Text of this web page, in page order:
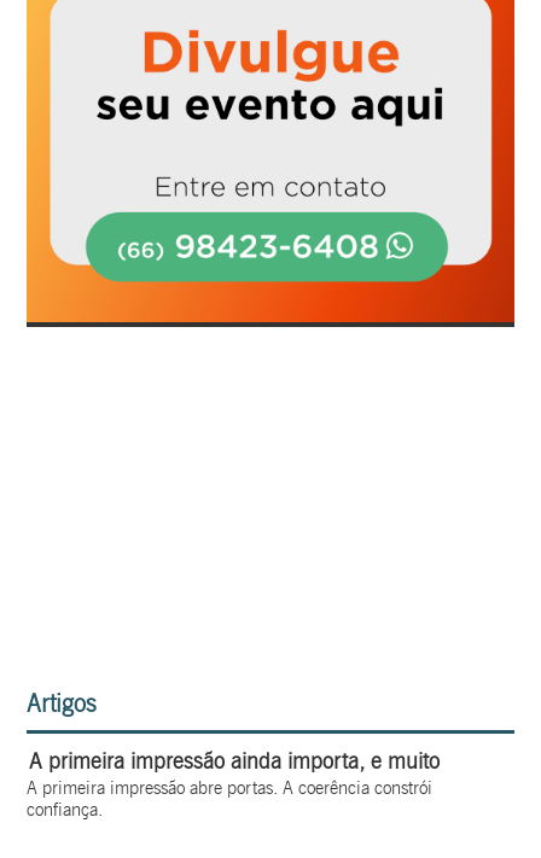
Artigos
A primeira impressão ainda importa, e muito
A primeira impressão abre portas. A coerência constrói
confiança.